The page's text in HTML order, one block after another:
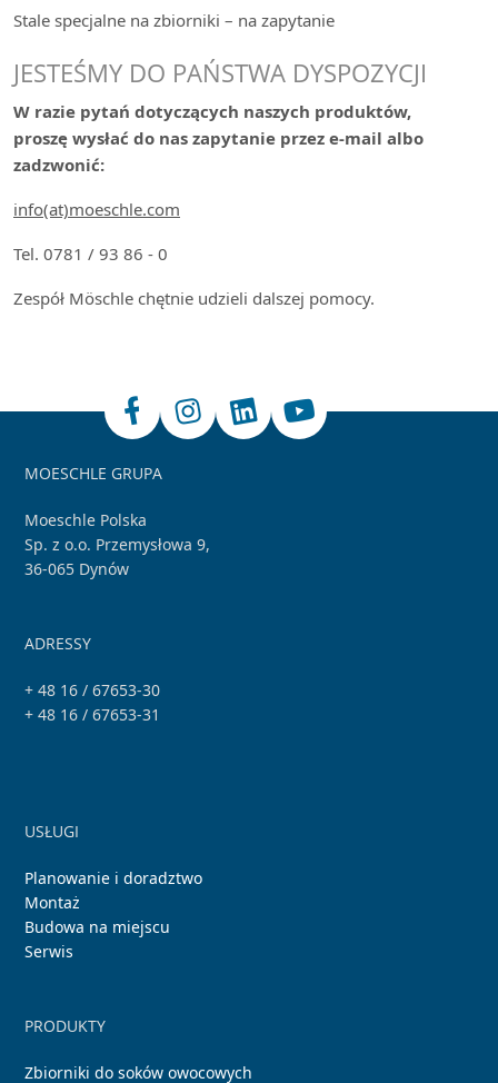
Stale specjalne na zbiorniki – na zapytanie
JESTEŚMY DO PAŃSTWA DYSPOZYCJI
W razie pytań dotyczących naszych produktów,
proszę wysłać do nas zapytanie przez e-mail albo
zadzwonić:
info(at)moeschle.com
Tel. 0781 / 93 86 - 0
Zespół Möschle chętnie udzieli dalszej pomocy.
MOESCHLE GRUPA
Moeschle Polska
Sp. z o.o. Przemysłowa 9,
36-065 Dynów
ADRESSY
+ 48 16 / 67653-30
+ 48 16 / 67653-31
USŁUGI
Planowanie i doradztwo
Montaż
Budowa na miejscu
Serwis
PRODUKTY
Zbiorniki do soków owocowych